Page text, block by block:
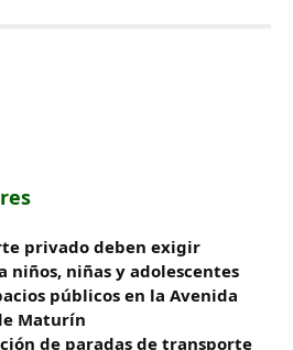
privado deben exigir
niños, niñas y adolescentes
públicos en la Avenida
Maturín
de paradas de transporte